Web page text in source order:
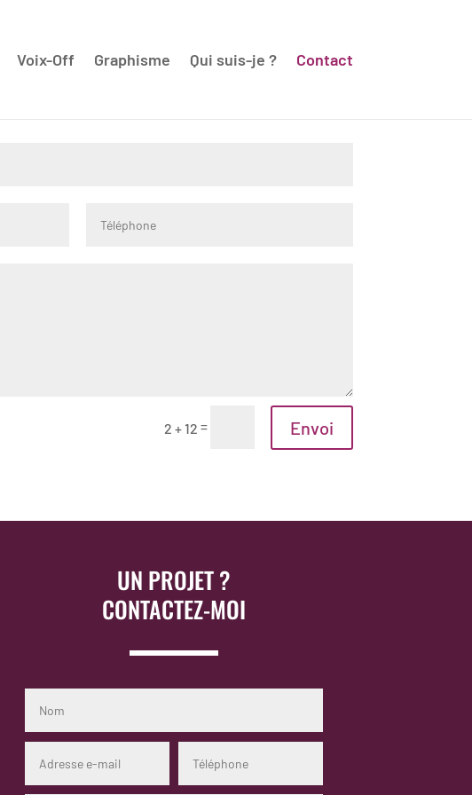
Voix-Off Graphisme Qui suis-je ? Contact
2 + 12 = Envoi
UN PROJET ?
CONTACTEZ-MOI